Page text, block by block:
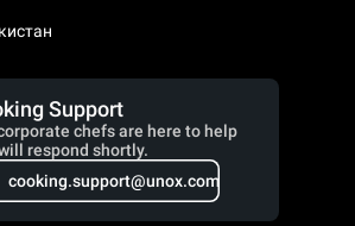
Support
chefs are here to help
respond shortly.
cooking.support@unox.com